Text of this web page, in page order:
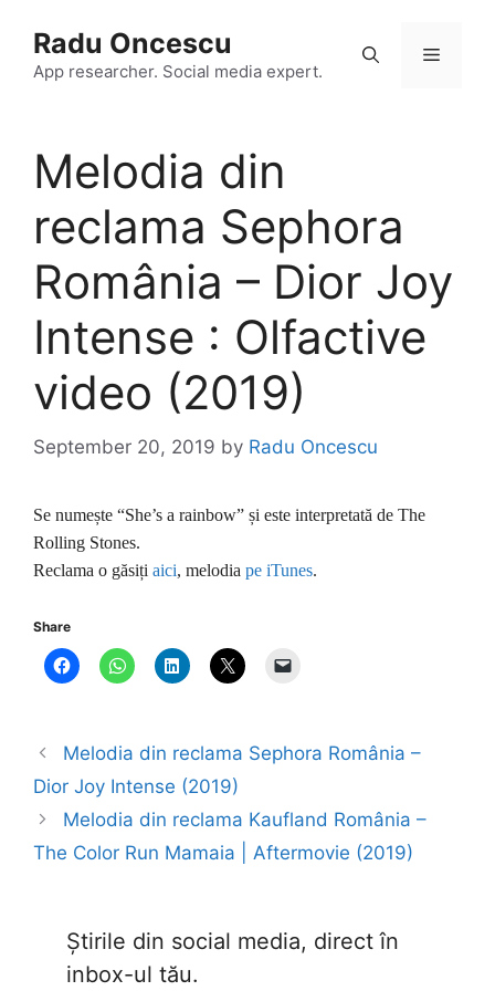
content
Radu Oncescu
App researcher. Social media expert.
Menu
Melodia din
reclama Sephora
România – Dior Joy
Intense : Olfactive
video (2019)
September 20, 2019 by Radu Oncescu
Se numește “She’s a rainbow” și este interpretată de The
Rolling Stones.
Reclama o găsiți aici, melodia pe iTunes.
Share
Melodia din reclama Sephora România –
Dior Joy Intense (2019)
Melodia din reclama Kaufland România –
The Color Run Mamaia | Aftermovie (2019)
Știrile din social media, direct în
inbox-ul tău.